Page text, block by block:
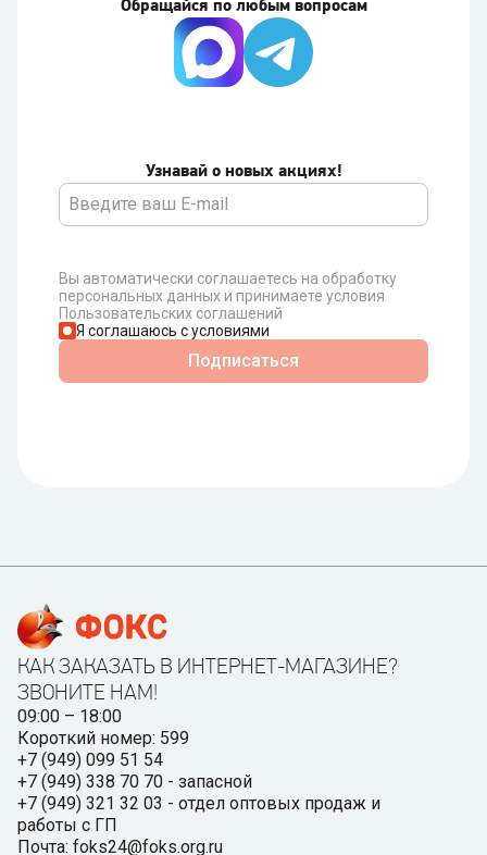
Узнавай о новых акциях!
Вы автоматически соглашаетесь на обработку
персональных данных и принимаете условия
Пользовательских соглашений
Я соглашаюсь с условиями
Подписаться
Обращайся по любым вопросам
КАК ЗАКАЗАТЬ В ИНТЕРНЕТ-МАГАЗИНЕ?
ЗВОНИТЕ НАМ!
09:00 – 18:00
Короткий номер: 599
+7 (949) 099 51 54
+7 (949) 338 70 70 - запасной
+7 (949) 321 32 03 - отдел оптовых продаж и
работы с ГП
Почта: foks24@foks.org.ru